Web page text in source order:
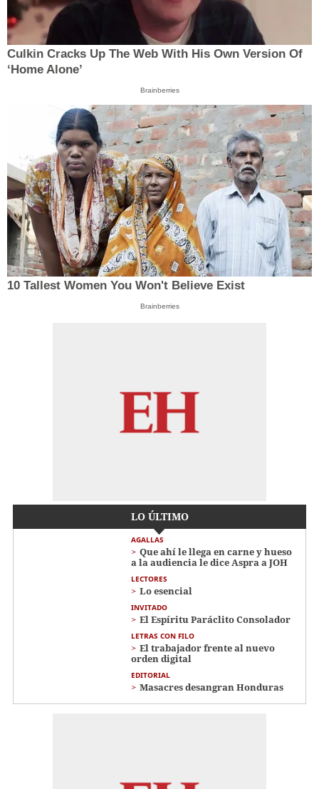
Culkin Cracks Up The Web With His Own Version Of
‘Home Alone’
Brainberries
10 Tallest Women You Won't Believe Exist
Brainberries
LO ÚLTIMO
AGALLAS
Que ahí le llega en carne y hueso
a la audiencia le dice Aspra a JOH
LECTORES
Lo esencial
INVITADO
El Espíritu Paráclito Consolador
LETRAS CON FILO
El trabajador frente al nuevo
orden digital
EDITORIAL
Masacres desangran Honduras